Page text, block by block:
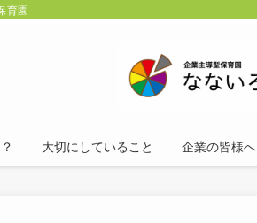
育園
大切にしていること 企業の皆様へ